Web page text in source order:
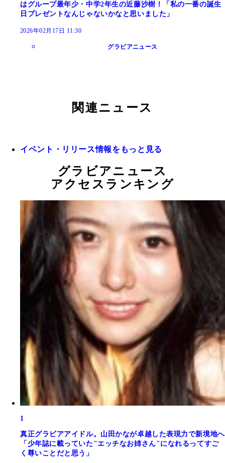
はグループ最年少・中学2年生の近藤沙樹！「私の一番の誕生
日プレゼントなんじゃないかなと思いました」
2026年02月17日 11:30
グラビアニュース
関連ニュース
イベント・リリース情報をもっと見る
グラビアニュース
アクセスランキング
1
真正グラビアアイドル。山田かなが卓越した表現力で新境地へ
「少年誌に載っていた"エッチなお姉さん"になれるってすご
く尊いことだと思う」